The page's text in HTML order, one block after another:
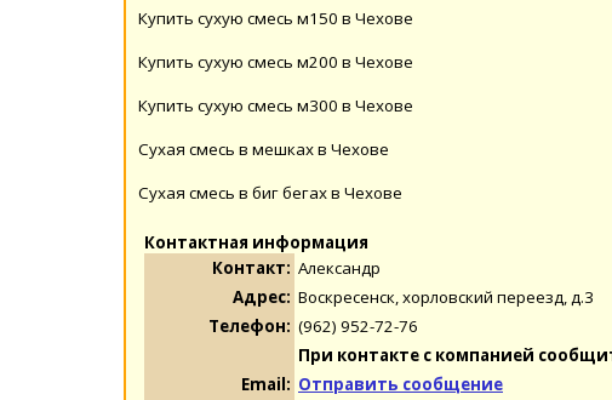
Купить сухую смесь м150 в Чехове
Купить сухую смесь м200 в Чехове
Купить сухую смесь м300 в Чехове
Сухая смесь в мешках в Чехове
Сухая смесь в биг бегах в Чехове
Контактная информация
Контакт: Александр
Адрес: Воскресенск, хорловский переезд, д.3
Телефон: (962) 952-72-76
При контакте с компанией
Email: Отправить сообщение